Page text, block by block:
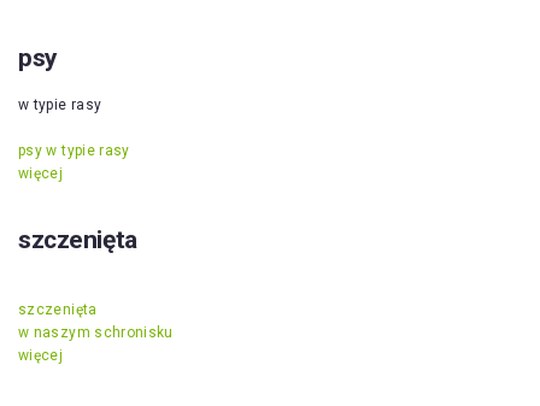
psy
w typie rasy
psy w typie rasy
więcej
szczenięta
szczenięta
w naszym schronisku
więcej